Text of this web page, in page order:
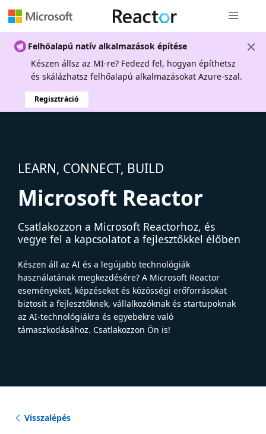
Felhőalapú natív alkalmazások építése
Készen állsz az MI-re? Fedezd fel, hogyan építhetsz
és skálázhatsz felhőalapú alkalmazásokat Azure-szal.
Regisztráció
LEARN, CONNECT, BUILD
Microsoft Reactor
Csatlakozzon a Microsoft Reactorhoz, és
vegye fel a kapcsolatot a fejlesztőkkel élőben
Készen áll az AI és a legújabb technológiák
használatának megkezdésére? A Microsoft Reactor
eseményeket, képzéseket és közösségi erőforrásokat
biztosít a fejlesztőknek, vállalkozóknak és startupoknak
az AI-technológiákra és egyebekre való
támaszkodásához. Csatlakozzon Ön is!
Visszalépés